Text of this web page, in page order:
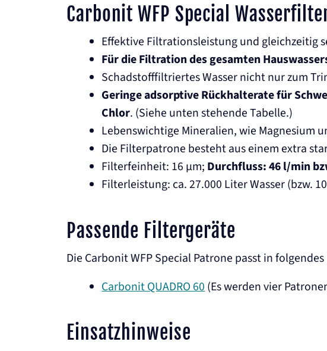
Carbonit WFP Special
Effektive Filtrationsleistung und gleichzeitig
Für die Filtration des gesamten
Schadstofffiltriertes Wasser nicht nur zum
Geringe adsorptive Rückhalterate für
Chlor. (Siehe unten stehende Tabelle.)
Lebenswichtige Mineralien, wie Magnesium
Die Filterpatrone besteht aus einem extra
Filterfeinheit: 16 µm; Durchfluss: 46 l/min
Filterleistung: ca. 27.000 Liter Wasser (bzw.
Passende Filtergeräte
Die Carbonit WFP Special Patrone passt in
Carbonit QUADRO 60(Es werden vier
Einsatzhinweise